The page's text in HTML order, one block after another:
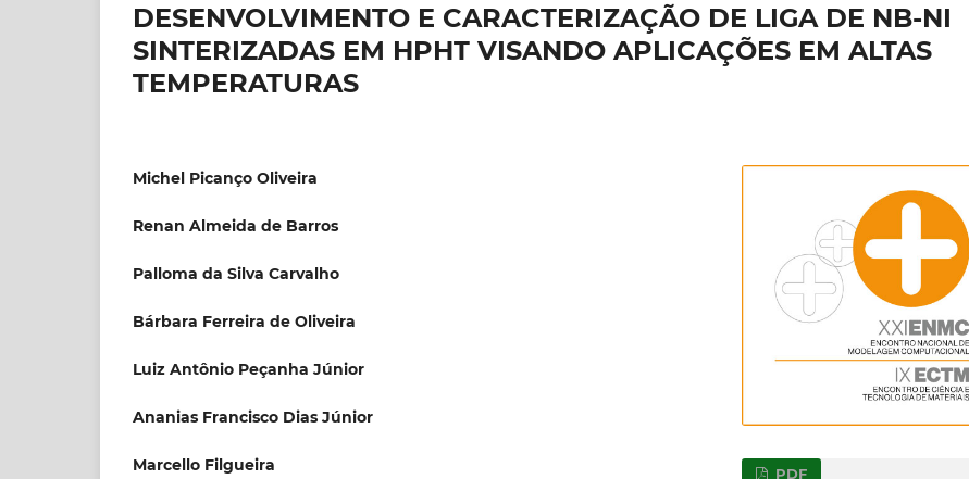
DESENVOLVIMENTO E CARACTERIZAÇÃO DE LIGA DE NB-NI
SINTERIZADAS EM HPHT VISANDO APLICAÇÕES EM ALTAS
TEMPERATURAS
Michel Picanço Oliveira
Renan Almeida de Barros
Palloma da Silva Carvalho
Bárbara Ferreira de Oliveira
Luiz Antônio Peçanha Júnior
Ananias Francisco Dias Júnior
Marcello Filgueira PDF